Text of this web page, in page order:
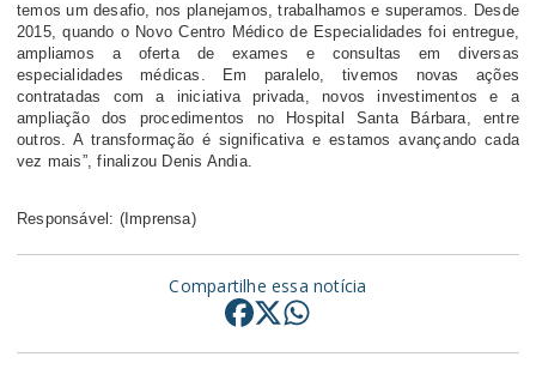
temos um desafio, nos planejamos, trabalhamos e superamos. Desde
2015, quando o Novo Centro Médico de Especialidades foi entregue,
ampliamos a oferta de exames e consultas em diversas
especialidades médicas. Em paralelo, tivemos novas ações
contratadas com a iniciativa privada, novos investimentos e a
ampliação dos procedimentos no Hospital Santa Bárbara, entre
outros. A transformação é significativa e estamos avançando cada
vez mais”, finalizou Denis Andia.
Responsável: (Imprensa)
Compartilhe essa notícia